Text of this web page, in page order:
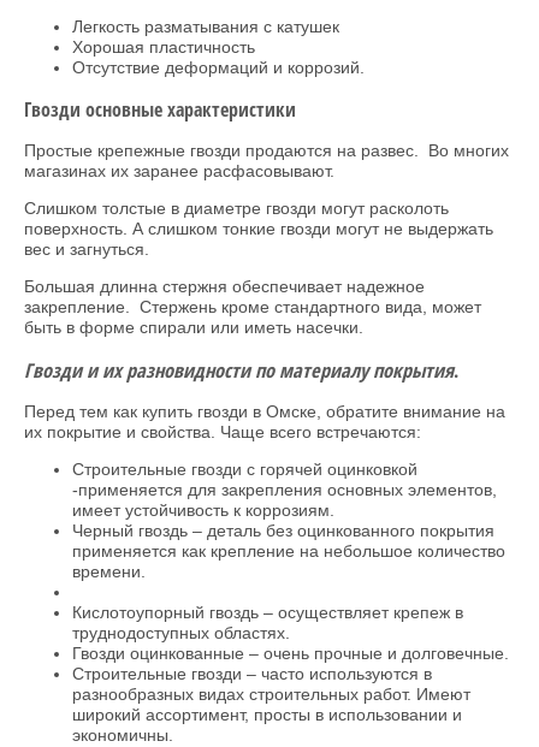
Легкость разматывания с катушек
Хорошая пластичность
Отсутствие деформаций и коррозий.
Гвозди основные характеристики
Простые крепежные гвозди продаются на развес. Во многих
магазинах их заранее расфасовывают.
Слишком толстые в диаметре гвозди могут расколоть
поверхность. А слишком тонкие гвозди могут не выдержать
вес и загнуться.
Большая длинна стержня обеспечивает надежное
закрепление. Стержень кроме стандартного вида, может
быть в форме спирали или иметь насечки.
Гвоздии их разновидности по материалу покрытия.
Перед тем как купить гвозди в Омске, обратите внимание на
их покрытие и свойства. Чаще всего встречаются:
Строительные гвозди с горячей оцинковкой
-применяется для закрепления основных элементов,
имеет устойчивость к коррозиям.
Черный гвоздь – деталь без оцинкованного покрытия
применяется как крепление на небольшое количество
времени.
Кислотоупорный гвоздь – осуществляет крепеж в
труднодоступных областях.
Гвозди оцинкованные – очень прочные и долговечные.
Строительные гвозди – часто используются в
разнообразных видах строительных работ. Имеют
широкий ассортимент, просты в использовании и
экономичны.